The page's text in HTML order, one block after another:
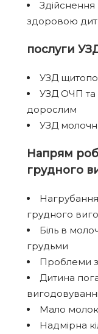
здоровою
послуги
УЗД
УЗД ОЧП та
дорослим
УЗД
Напрям
грудного
грудного
Біль в
грудьми
Проблеми
Дитина
вигодовуванні
Мало
Надмірна